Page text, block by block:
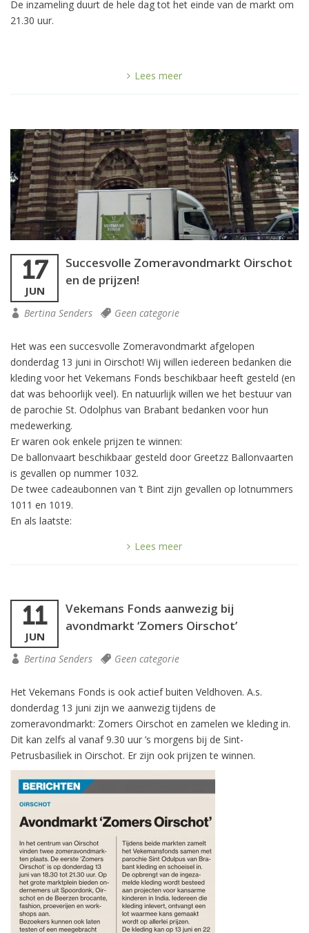
De inzameling duurt de hele dag tot het einde van de markt om
21.30 uur.
Lees meer
17
JUN
Succesvolle Zomeravondmarkt Oirschot
en de prijzen!
Bertina Senders Geen categorie
Het was een succesvolle Zomeravondmarkt afgelopen
donderdag 13 juni in Oirschot! Wij willen iedereen bedanken die
kleding voor het Vekemans Fonds beschikbaar heeft gesteld (en
dat was behoorlijk veel). En natuurlijk willen we het bestuur van
de parochie St. Odolphus van Brabant bedanken voor hun
medewerking.
Er waren ook enkele prijzen te winnen:
De ballonvaart beschikbaar gesteld door Greetzz Ballonvaarten
is gevallen op nummer 1032.
De twee cadeaubonnen van ’t Bint zijn gevallen op lotnummers
1011 en 1019.
En als laatste:
Lees meer
11
JUN
Vekemans Fonds aanwezig bij
avondmarkt ‘Zomers Oirschot’
Bertina Senders Geen categorie
Het Vekemans Fonds is ook actief buiten Veldhoven. A.s.
donderdag 13 juni zijn we aanwezig tijdens de
zomeravondmarkt: Zomers Oirschot en zamelen we kleding in.
Dit kan zelfs al vanaf 9.30 uur ’s morgens bij de Sint-
Petrusbasiliek in Oirschot. Er zijn ook prijzen te winnen.